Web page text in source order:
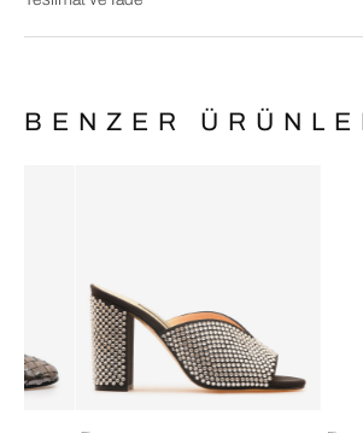
BENZER